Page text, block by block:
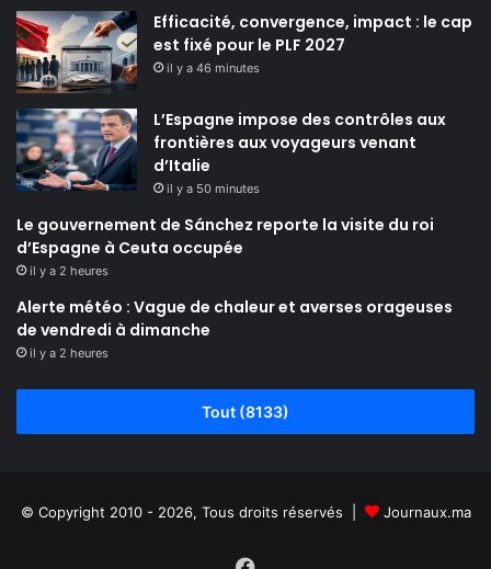
Efficacité, convergence, impact : le cap
est fixé pour le PLF 2027
il y a 46 minutes
L’Espagne impose des contrôles aux
frontières aux voyageurs venant
d’Italie
il y a 50 minutes
Le gouvernement de Sánchez reporte la visite du roi
d’Espagne à Ceuta occupée
il y a 2 heures
Alerte météo : Vague de chaleur et averses orageuses
de vendredi à dimanche
il y a 2 heures
Tout (8133)
© Copyright 2010 - 2026, Tous droits réservés | Journaux.ma